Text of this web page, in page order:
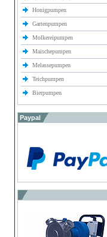
Honigpumpen
Gartenpumpen
Molkereipumpen
Maischepumpen
Melassepumpen
Teichpumpen
Bierpumpen
Paypal